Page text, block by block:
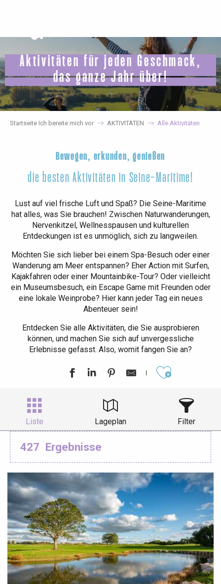
Aktivitäten für jeden Geschmack,
das ganze Jahr über!
Startseite Ich bereite mich vor AKTIVITÄTEN Alle Aktivitäten
Bewegen, erkunden, genießen
die besten Aktivitäten in Seine-Maritime!
Lust auf viel frische Luft und Spaß? Die Seine-Maritime
hat alles, was Sie brauchen! Zwischen Naturwanderungen,
Nervenkitzel, Wellnesspausen und kulturellen
Entdeckungen ist es unmöglich, sich zu langweilen.
Möchten Sie sich lieber bei einem Spa-Besuch oder einer
Wanderung am Meer entspannen? Eher Action mit Surfen,
Kajakfahren oder einer Mountainbike-Tour? Oder vielleicht
ein Museumsbesuch, ein Escape Game mit Freunden oder
eine lokale Weinprobe? Hier kann jeder Tag ein neues
Abenteuer sein!
Entdecken Sie alle Aktivitäten, die Sie ausprobieren
können, und machen Sie sich auf unvergessliche
Erlebnisse gefasst. Also, womit fangen Sie an?
Liste Lageplan Filter
427 Ergebnisse